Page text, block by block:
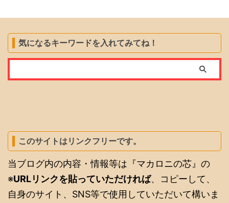
気になるキーワードを入れてみてね！
このサイトはリンクフリーです。
当ブログ内の内容・情報等は『マカロニの芯』の
※URLリンクを貼っていただければ、コピーして、
自身のサイト、SNS等で使用していただいて構いま